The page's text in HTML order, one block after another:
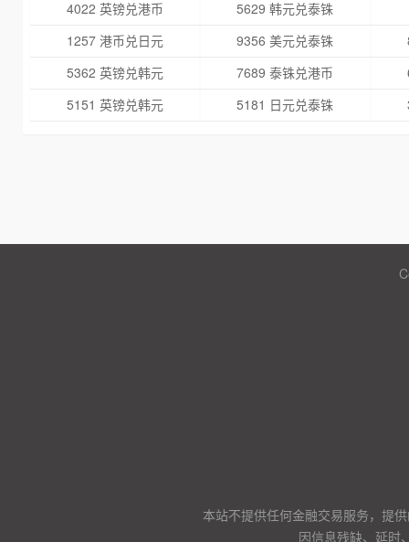
4022 英镑兑港币
5629 韩元兑泰铢
1257 港币兑日元
9356 美元兑泰铢
5362 英镑兑韩元
7689 泰铢兑港币
5151 英镑兑韩元
5181 日元兑泰铢
本站不提供任何金融交易服务，提
因信息残缺、延时